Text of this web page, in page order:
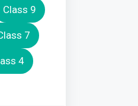
Class 9
7
4